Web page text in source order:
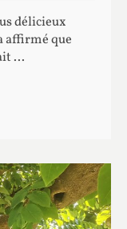
délicieux
affirmé que
...